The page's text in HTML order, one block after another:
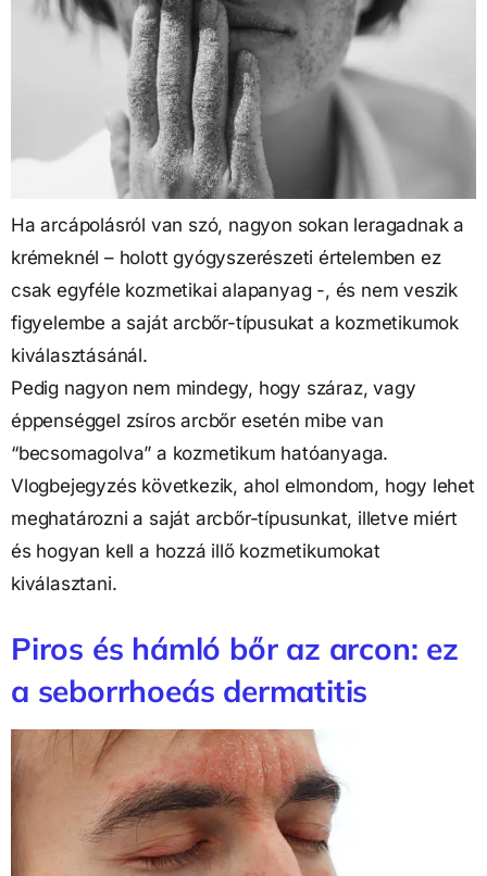
Ha arcápolásról van szó, nagyon sokan leragadnak a
krémeknél – holott gyógyszerészeti értelemben ez
csak egyféle kozmetikai alapanyag -, és nem veszik
figyelembe a saját arcbőr-típusukat a kozmetikumok
kiválasztásánál.
Pedig nagyon nem mindegy, hogy száraz, vagy
éppenséggel zsíros arcbőr esetén mibe van
“becsomagolva” a kozmetikum hatóanyaga.
Vlogbejegyzés következik, ahol elmondom, hogy lehet
meghatározni a saját arcbőr-típusunkat, illetve miért
és hogyan kell a hozzá illő kozmetikumokat
kiválasztani.
Piros és hámló bőr az arcon: ez
a seborrhoeás dermatitis